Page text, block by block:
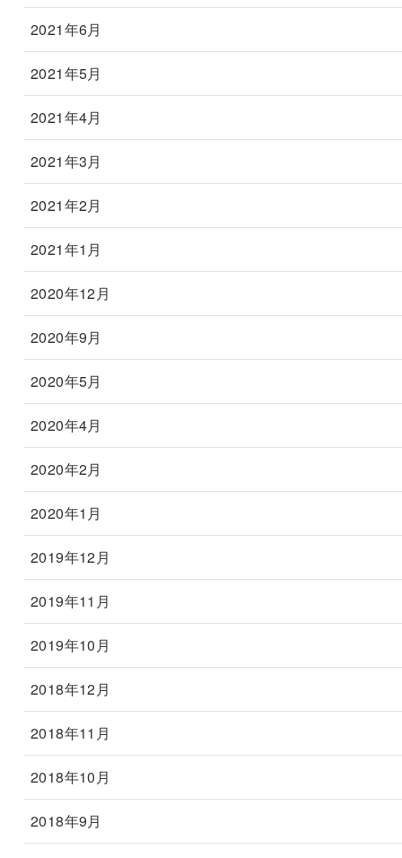
2021年6月
2021年5月
2021年4月
2021年3月
2021年2月
2021年1月
2020年12月
2020年9月
2020年5月
2020年4月
2020年2月
2020年1月
2019年12月
2019年11月
2019年10月
2018年12月
2018年11月
2018年10月
2018年9月